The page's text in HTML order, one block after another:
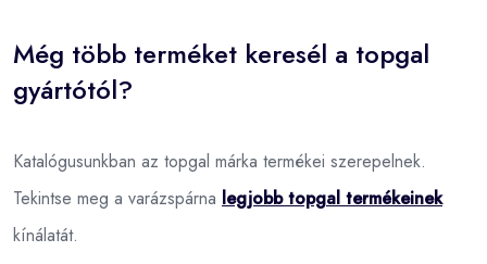
Még több terméket keresél a topgal
gyártótól?
Katalógusunkban az topgal márka termékei szerepelnek.
Tekintse meg a varázspárna legjobb topgal termékeinek
kínálatát.